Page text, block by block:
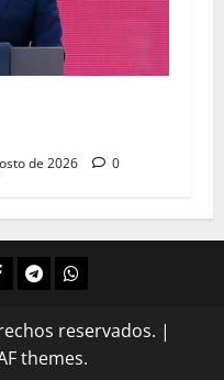
de 2026 0
reservados. |
themes.